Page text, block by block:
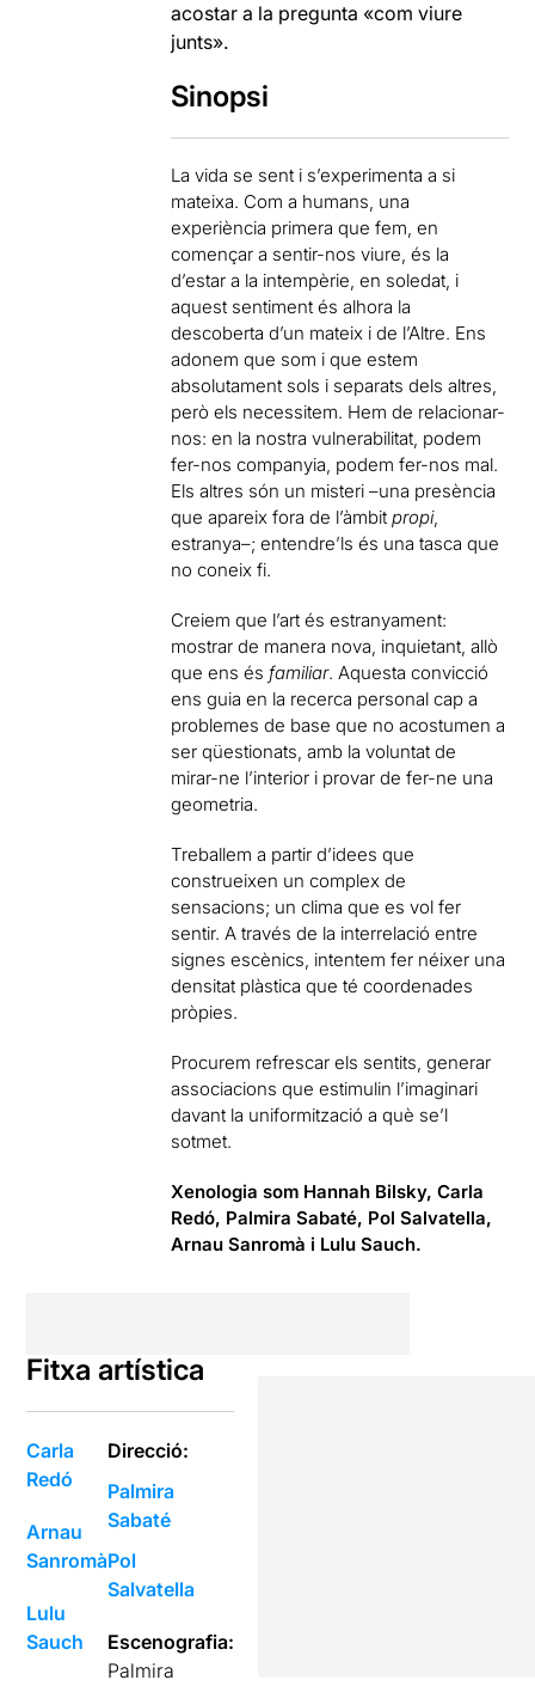
acostar a la pregunta «com viure
junts».
Sinopsi
La vida se sent i s’experimenta a si
mateixa. Com a humans, una
experiència primera que fem, en
començar a sentir-nos viure, és la
d’estar a la intempèrie, en soledat, i
aquest sentiment és alhora la
descoberta d’un mateix i de l’Altre. Ens
adonem que som i que estem
absolutament sols i separats dels altres,
però els necessitem. Hem de relacionar-
nos: en la nostra vulnerabilitat, podem
fer-nos companyia, podem fer-nos mal.
Els altres són un misteri –una presència
que apareix fora de l’àmbitpropi,
estranya–; entendre’ls és una tasca que
no coneix fi.
Creiem que l’art és estranyament:
mostrar de manera nova, inquietant, allò
que ens ésfamiliar. Aquesta convicció
ens guia en la recerca personal cap a
problemes de base que no acostumen a
ser qüestionats, amb la voluntat de
mirar-ne l’interior i provar de fer-ne una
geometria.
Treballem a partir d’idees que
construeixen un complex de
sensacions; un clima que es vol fer
sentir. A través de la interrelació entre
signes escènics, intentem fer néixer una
densitat plàstica que té coordenades
pròpies.
Procurem refrescar els sentits, generar
associacions que estimulin l’imaginari
davant la uniformització a què se’l
sotmet.
Xenologia som Hannah Bilsky, Carla
Redó, Palmira Sabaté, Pol Salvatella,
Arnau Sanromà i Lulu Sauch.
Fitxa artística
Carla
Redó
Arnau
Sanromà
Lulu
Sauch
Direcció:
Palmira
Sabaté
Pol
Salvatella
Escenografia:
Palmira